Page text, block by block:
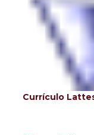
Currículo